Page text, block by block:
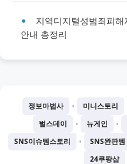
지역디지털성범죄피
안내 총정리
정보마법사 • 미니스토리
벌스데이 • 뉴게인 •
SNS이슈템스토리 • SNS완판템
24쿠팡샵